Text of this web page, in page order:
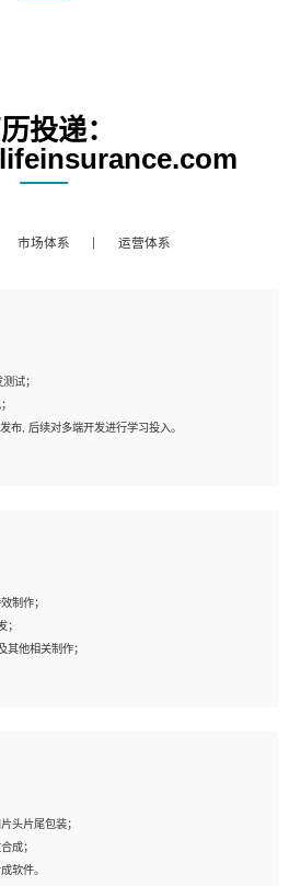
投递：
市场体系 运营体系
试；
布, 后续对多端开发进行学习投入。
通 C# 语言开发；
识；
制作；
；
其他相关制作；
深度；
识；
头片尾包装；
成；
软件。